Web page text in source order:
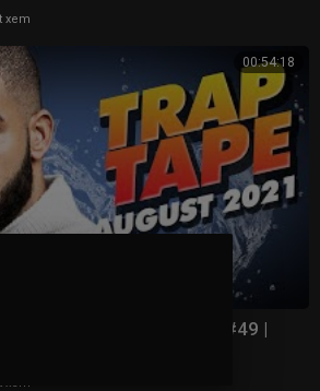
xem
00:54:18
Mix August | Trap Tape #49 |
| DJ Noize
xem